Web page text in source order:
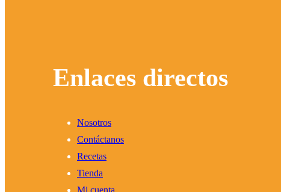
Enlaces directos
Nosotros
Contáctanos
Recetas
Tienda
Mi cuenta